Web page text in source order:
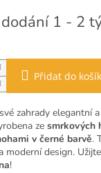
1 - 2
Přidat do
zahrady elegantní
ze smrkových
v černé barvě.
moderní design.
!